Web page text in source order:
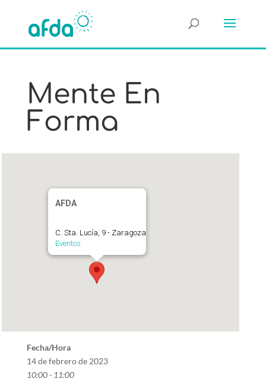
Mente En
Forma
AFDA
C. Sta. Lucía, 9 - Zaragoza
Eventos
Fecha/Hora
14 de febrero de 2023
10:00 - 11:00